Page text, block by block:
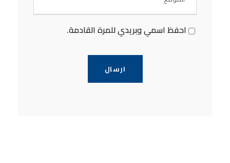
احفظ اسمي وبريدي للمرة القادمة.